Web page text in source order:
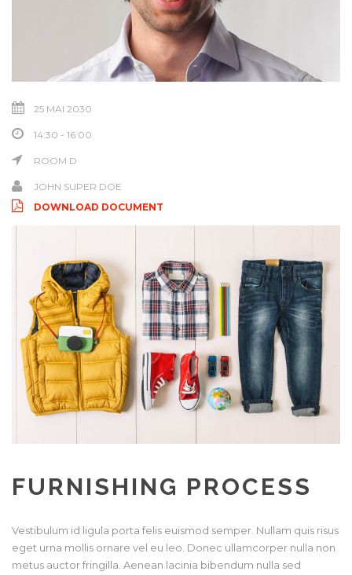
25 MAI 2030
14:30 - 16:00
ROOM D
JOHN SUPER DOE
DOWNLOAD DOCUMENT
FURNISHING PROCESS
Vestibulum id ligula porta felis euismod semper. Nullam quis risus
eget urna mollis ornare vel eu leo. Donec ullamcorper nulla non
metus auctor fringilla. Aenean lacinia bibendum nulla sed